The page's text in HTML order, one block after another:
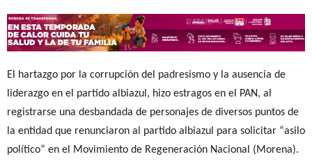
El hartazgo por la corrupción del padresismo y la ausencia de
liderazgo en el partido albiazul, hizo estragos en el PAN, al
registrarse una desbandada de personajes de diversos puntos de
la entidad que renunciaron al partido albiazul para solicitar “asilo
político” en el Movimiento de Regeneración Nacional (Morena).